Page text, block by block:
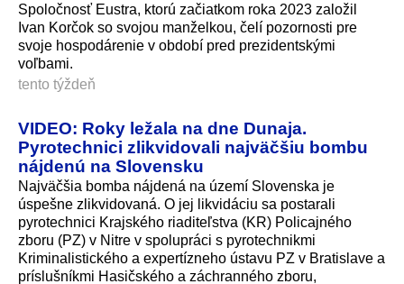
Spoločnosť Eustra, ktorú začiatkom roka 2023 založil
Ivan Korčok so svojou manželkou, čelí pozornosti pre
svoje hospodárenie v období pred prezidentskými
voľbami.
tento týždeň
VIDEO: Roky ležala na dne Dunaja.
Pyrotechnici zlikvidovali najväčšiu bombu
nájdenú na Slovensku
Najväčšia bomba nájdená na území Slovenska je
úspešne zlikvidovaná. O jej likvidáciu sa postarali
pyrotechnici Krajského riaditeľstva (KR) Policajného
zboru (PZ) v Nitre v spolupráci s pyrotechnikmi
Kriminalistického a expertízneho ústavu PZ v Bratislave a
príslušníkmi Hasičského a záchranného zboru,